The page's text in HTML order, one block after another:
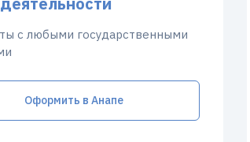
с любыми государственными
Оформить в Анапе